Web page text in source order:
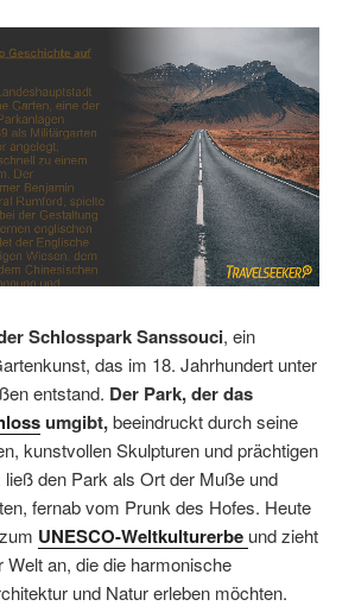
Embed
Schlosspark Sanssouci, ein
das im 18. Jahrhundert unter
entstand. Der Park, der das
umgibt,beeindruckt durch seine
kunstvollen Skulpturen und prächtigen
ließ den Park als Ort der Muße und
fernab vom Prunk des Hofes. Heute
UNESCO-Weltkulturerbe und zieht
Welt an, die die harmonische
und Natur erleben möchten.